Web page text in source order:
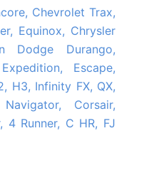
Equinox, Chrysler
Dodge Durango,
Escape,
H3, Infinity FX, QX,
Corsair,
4 Runner, C HR, FJ